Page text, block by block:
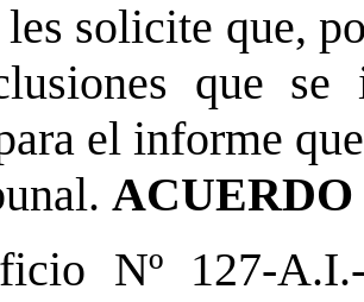
les solicite que,
que
el informe
Nº 127-